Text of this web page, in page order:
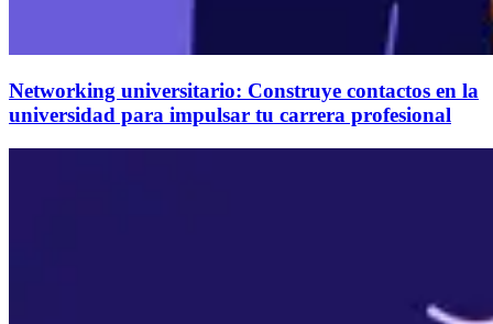
Networking universitario: Construye contactos en la
universidad para impulsar tu carrera profesional